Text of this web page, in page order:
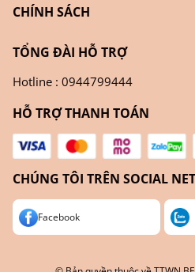
CHÍNH SÁCH
TỔNG ĐÀI HỖ TRỢ
Hotline : 0944799444
HỖ TRỢ THANH TOÁN
CHÚNG TÔI TRÊN SOCIAL
Facebook